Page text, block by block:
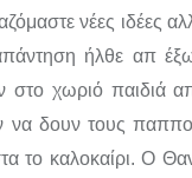
νέες ιδέες
ήλθε απ
στο χωριό παιδιά
να δουν τους
το καλοκαίρι. Ο